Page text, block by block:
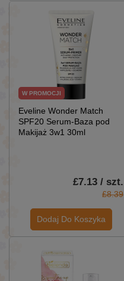
W PROMOCJI
Eveline Wonder Match
SPF20 Serum-Baza pod
Makijaż 3w1 30ml
£7.13 / szt.
£8.39
Dodaj Do Koszyka